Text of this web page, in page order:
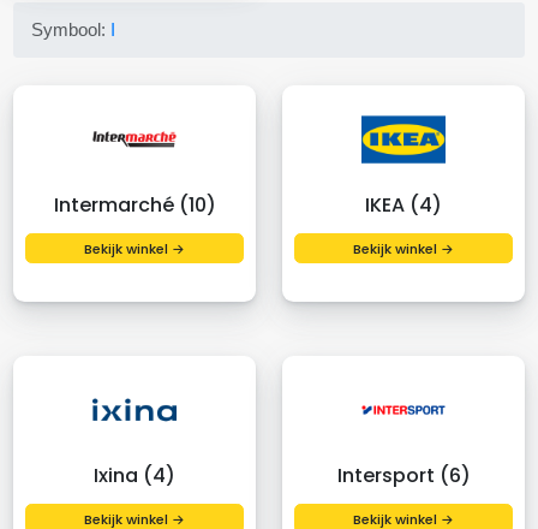
Symbool: I
Intermarché (10)
Bekijk winkel →
IKEA (4)
Bekijk winkel →
Ixina (4)
Bekijk winkel →
Intersport (6)
Bekijk winkel →